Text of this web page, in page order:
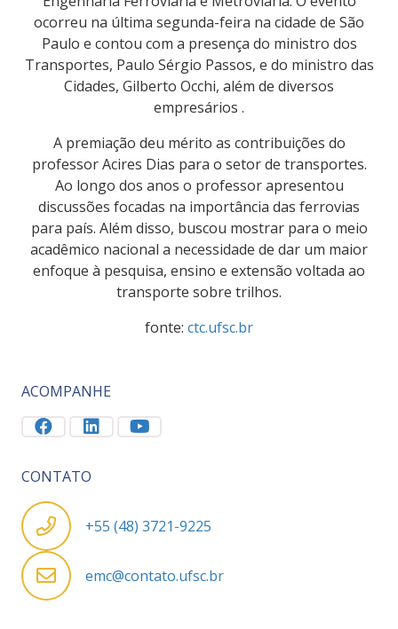
ocorreu na última segunda-feira na cidade de São
Paulo e contou com a presença do ministro dos
Transportes, Paulo Sérgio Passos, e do ministro das
Cidades, Gilberto Occhi, além de diversos
empresários .
A premiação deu mérito as contribuições do
professor Acires Dias para o setor de transportes.
Ao longo dos anos o professor apresentou
discussões focadas na importância das ferrovias
para país. Além disso, buscou mostrar para o meio
acadêmico nacional a necessidade de dar um maior
enfoque à pesquisa, ensino e extensão voltada ao
transporte sobre trilhos.
fonte: ctc.ufsc.br
ACOMPANHE
CONTATO
+55 (48) 3721-9225
emc@contato.ufsc.br